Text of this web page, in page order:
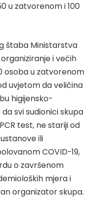
u zatvorenom i 100
štaba Ministarstva
i većih
osoba u zatvorenom
uvjetom da veličina
higijensko-
svi sudionici skupa
test, ne stariji od
ili
COVID-19,
o završenom
mjera i
organizator skupa.